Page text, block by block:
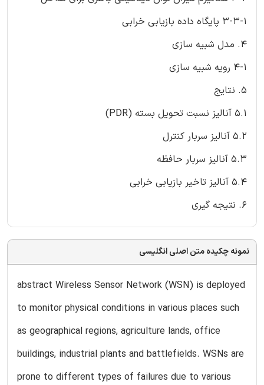
3-3-1 پایگاه داده بازیابی خرابی
4. مدل شبیه سازی
4-1 رویه شبیه سازی
5. نتایج
5.1 آنالیز نسبت تحویل بسته (PDR)
5.2 آنالیز سربار کنترل
5.3 آنالیز سربار حافظه
5.4 آنالیز تاخیر بازیابی خرابی
6. نتیجه گیری
نمونه چکیده متن اصلی انگلیسی
abstract Wireless Sensor Network (WSN) is deployed
to monitor physical conditions in various places such
as geographical regions, agriculture lands, office
buildings, industrial plants and battlefields. WSNs are
prone to different types of failures due to various